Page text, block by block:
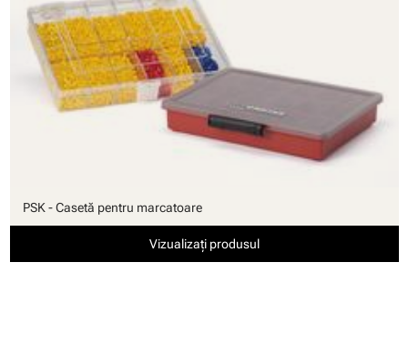
PSK - Casetă pentru marcatoare
Vizualizați produsul